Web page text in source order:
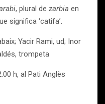
, plural de zarbia en
significa ‘catifa’.
Yacir Rami, ud; Inor
trompeta
h, al Pati Anglès